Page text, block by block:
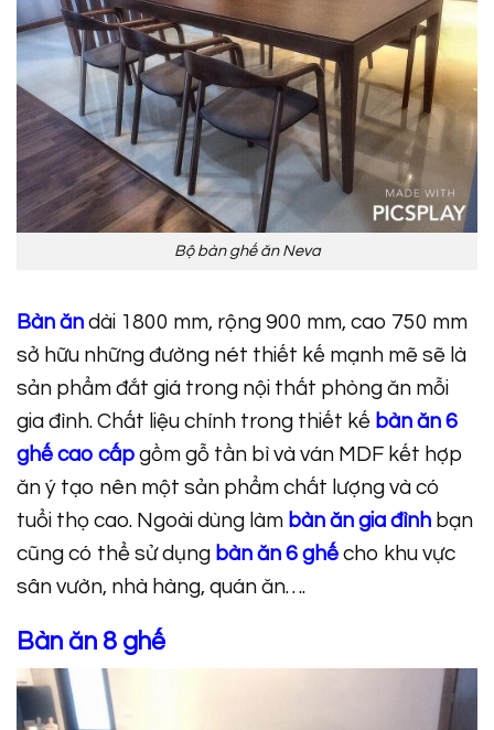
Bộ bàn ghế ăn Neva
Bàn ăn dài 1800 mm, rộng 900 mm, cao 750 mm
sở hữu những đường nét thiết kế mạnh mẽ sẽ là
sản phẩm đắt giá trong nội thất phòng ăn mỗi
gia đình. Chất liệu chính trong thiết kế bàn ăn 6
ghế cao cấp gồm gỗ tần bì và ván MDF kết hợp
ăn ý tạo nên một sản phẩm chất lượng và có
tuổi thọ cao. Ngoài dùng làm bàn ăn gia đình bạn
cũng có thể sử dụng bàn ăn 6 ghế cho khu vực
sân vườn, nhà hàng, quán ăn….
Bàn ăn 8 ghế